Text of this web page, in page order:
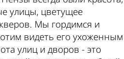
улицы, цветущее
Мы гордимся и
видеть его ухоженным
улиц и дворов - это